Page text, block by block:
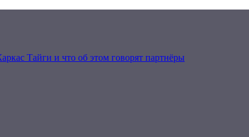
Тайги и что об этом говорят партнёры